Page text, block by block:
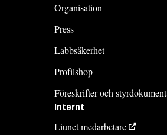
Organisation
Press
Labbsäkerhet
Profilshop
Föreskrifter och styrdokument
Internt
Liunet medarbetare